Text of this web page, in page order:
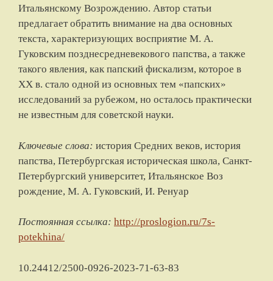
Итальянскому Возрождению. Автор статьи
предлагает обратить внимание на два основных
текста, характеризующих восприятие М. А.
Гуковским позднесредневекового папства, а также
такого явления, как папский фискализм, которое в
XX в. стало одной из основных тем «папских»
исследований за рубежом, но осталось практически
не известным для советской науки.
Ключевые слова: история Средних веков, история
папства, Петербургская историческая школа, Санкт-
Петербургский университет, Итальянское Воз
рождение, М. А. Гуковский, И. Ренуар
Постоянная ссылка: http://proslogion.ru/7s-
potekhina/
10.24412/2500-0926-2023-71-63-83